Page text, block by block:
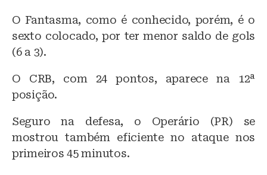
O Fantasma, como é conhecido, porém, é o
sexto colocado, por ter menor saldo de gols
(6 a 3).
O CRB, com 24 pontos, aparece na 12ª
posição.
Seguro na defesa, o Operário (PR) se
mostrou também eficiente no ataque nos
primeiros 45 minutos.